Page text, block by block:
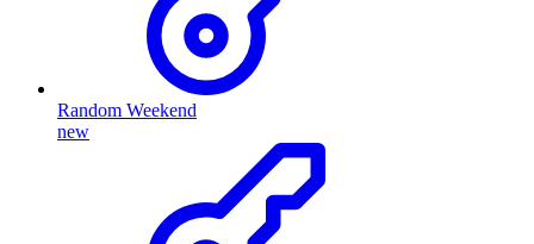
Random Weekend
new